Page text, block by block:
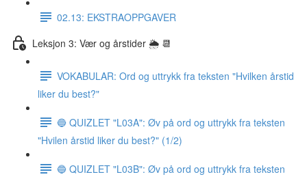
02.13: EKSTRAOPPGAVER
Leksjon 3: Vær og årstider 🌦 📆
VOKABULAR: Ord og uttrykk fra teksten "Hvilken årstid
liker du best?"
🔵 QUIZLET "L03A": Øv på ord og uttrykk fra teksten
"Hvilen årstid liker du best?" (1/2)
🔵 QUIZLET "L03B": Øv på ord og uttrykk fra teksten